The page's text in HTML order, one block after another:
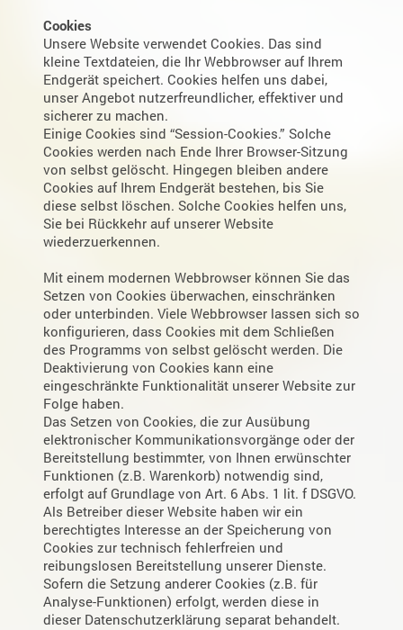
Cookies
Unsere Website verwendet Cookies. Das sind
kleine Textdateien, die Ihr Webbrowser auf Ihrem
Endgerät speichert. Cookies helfen uns dabei,
unser Angebot nutzerfreundlicher, effektiver und
sicherer zu machen.
Einige Cookies sind “Session-Cookies.” Solche
Cookies werden nach Ende Ihrer Browser-Sitzung
von selbst gelöscht. Hingegen bleiben andere
Cookies auf Ihrem Endgerät bestehen, bis Sie
diese selbst löschen. Solche Cookies helfen uns,
Sie bei Rückkehr auf unserer Website
wiederzuerkennen.
Mit einem modernen Webbrowser können Sie das
Setzen von Cookies überwachen, einschränken
oder unterbinden. Viele Webbrowser lassen sich so
konfigurieren, dass Cookies mit dem Schließen
des Programms von selbst gelöscht werden. Die
Deaktivierung von Cookies kann eine
eingeschränkte Funktionalität unserer Website zur
Folge haben.
Das Setzen von Cookies, die zur Ausübung
elektronischer Kommunikationsvorgänge oder der
Bereitstellung bestimmter, von Ihnen erwünschter
Funktionen (z.B. Warenkorb) notwendig sind,
erfolgt auf Grundlage von Art. 6 Abs. 1 lit. f DSGVO.
Als Betreiber dieser Website haben wir ein
berechtigtes Interesse an der Speicherung von
Cookies zur technisch fehlerfreien und
reibungslosen Bereitstellung unserer Dienste.
Sofern die Setzung anderer Cookies (z.B. für
Analyse-Funktionen) erfolgt, werden diese in
dieser Datenschutzerklärung separat behandelt.